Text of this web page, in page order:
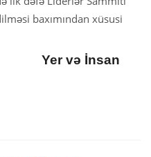
baxımından xüsusi
Yer və İnsan